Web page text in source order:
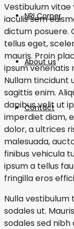
NRI Corner
About us
Contact
Vestibulum vitae
iaculis sem
dictum posuere.
tellus eget,
mauris. Proin
ipsum venenatis
Nullam tincidunt
sagittis enim.
dapibus velit ut
imperdiet diam,
dolor, a ultrices
malesuada,
finibus vehicula
ipsum a tellus
fringilla eros
Nulla vestibulum
sodales ut.
sodales sed